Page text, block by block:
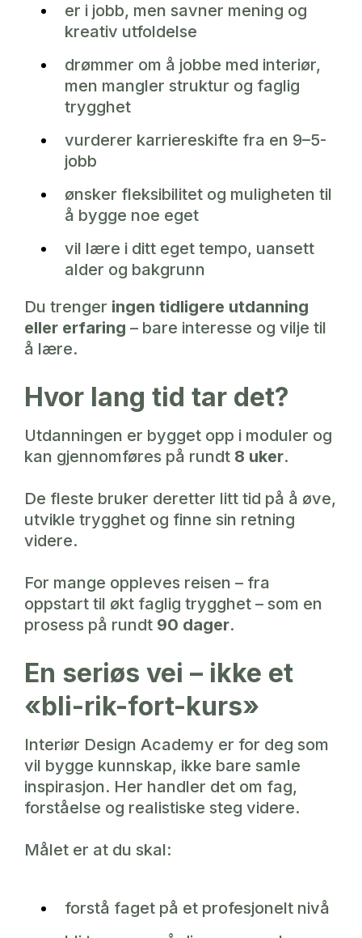
er i jobb, men savner mening og
kreativ utfoldelse
drømmer om å jobbe med interiør,
men mangler struktur og faglig
trygghet
vurderer karriereskifte fra en 9–5-
jobb
ønsker fleksibilitet og muligheten til
å bygge noe eget
vil lære i ditt eget tempo, uansett
alder og bakgrunn
Du trenger ingen tidligere utdanning
eller erfaring – bare interesse og vilje til
å lære.
Hvor lang tid tar det?
Utdanningen er bygget opp i moduler og
kan gjennomføres på rundt 8 uker.
De fleste bruker deretter litt tid på å øve,
utvikle trygghet og finne sin retning
videre.
For mange oppleves reisen – fra
oppstart til økt faglig trygghet – som en
prosess på rundt 90 dager.
En seriøs vei – ikke et
«bli-rik-fort-kurs»
Interiør Design Academy er for deg som
vil bygge kunnskap, ikke bare samle
inspirasjon. Her handler det om fag,
forståelse og realistiske steg videre.
Målet er at du skal:
forstå faget på et profesjonelt nivå